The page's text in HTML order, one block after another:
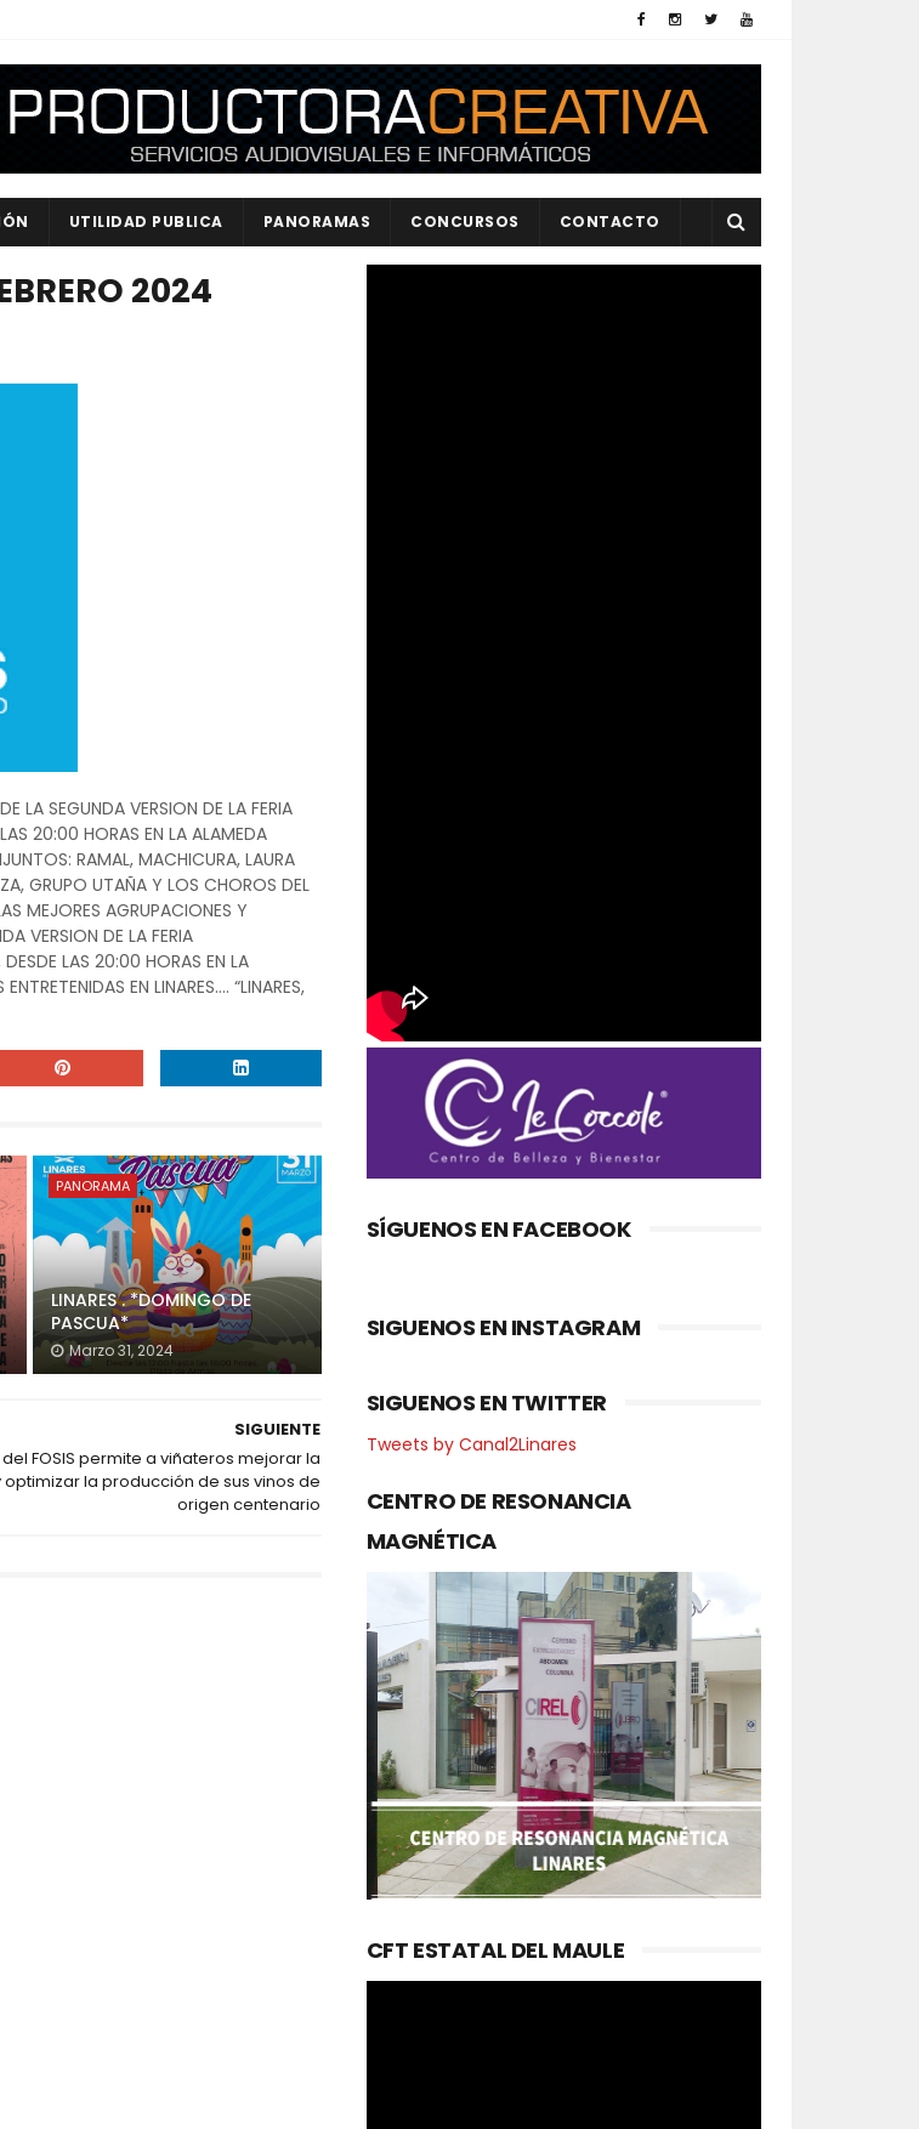
UTILIDAD PUBLICA PANORAMAS CONCURSOS CONTACTO
2024
LA SEGUNDA VERSION DE LA FERIA
20:00 HORAS EN LA ALAMEDA
RAMAL, MACHICURA, LAURA
GRUPO UTAÑA Y LOS CHOROS DEL
MEJORES AGRUPACIONES Y
VERSION DE LA FERIA
LAS 20:00 HORAS EN LA
EN LINARES…. “LINARES,
PANORAMA
LINARES . *DOMINGO DE
PASCUA*
Marzo 31, 2024
SIGUIENTE
FOSIS permite a viñateros mejorar la
la producción de sus vinos de
origen centenario
SÍGUENOS EN FACEBOOK
SIGUENOS EN INSTAGRAM
SIGUENOS EN TWITTER
Tweets by Canal2Linares
CENTRO DE RESONANCIA
MAGNÉTICA
CFT ESTATAL DEL MAULE